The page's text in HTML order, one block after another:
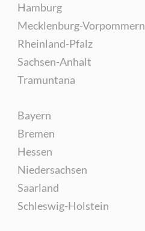
Hamburg
Mecklenburg-Vorpommern
Rheinland-Pfalz
Sachsen-Anhalt
Tramuntana
Bayern
Bremen
Hessen
Niedersachsen
Saarland
Schleswig-Holstein